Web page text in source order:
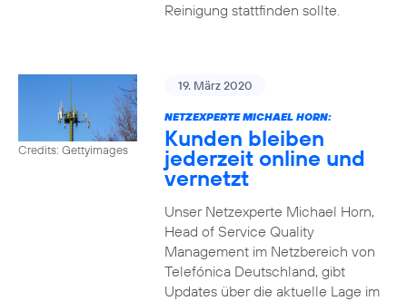
Reinigung stattfinden sollte.
Credits: Gettyimages
19. März 2020
NETZEXPERTE MICHAEL HORN:
Kunden bleiben
jederzeit online und
vernetzt
Unser Netzexperte Michael Horn,
Head of Service Quality
Management im Netzbereich von
Telefónica Deutschland, gibt
Updates über die aktuelle Lage im